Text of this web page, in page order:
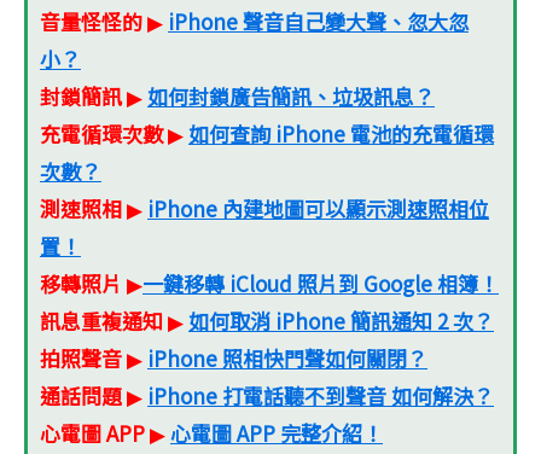
音量怪怪的▶ iPhone 聲音自己變大聲、忽大忽
小？
封鎖簡訊▶ 如何封鎖廣告簡訊、垃圾訊息？
充電循環次數▶ 如何查詢 iPhone 電池的充電循環
次數？
測速照相▶ iPhone 內建地圖可以顯示測速照相位
置！
移轉照片 ▶一鍵移轉 iCloud 照片到 Google 相簿！
訊息重複通知 ▶ 如何取消 iPhone 簡訊通知 2 次？
拍照聲音▶ iPhone 照相快門聲如何關閉？
通話問題▶ iPhone 打電話聽不到聲音 如何解決？
心電圖 APP▶心電圖 APP 完整介紹！